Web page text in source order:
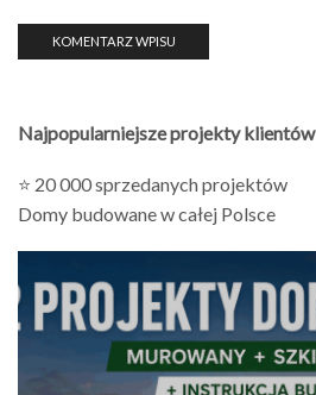
Najpopularniejsze projekty klientów
⭐ 20 000 sprzedanych projektów
Domy budowane w całej Polsce